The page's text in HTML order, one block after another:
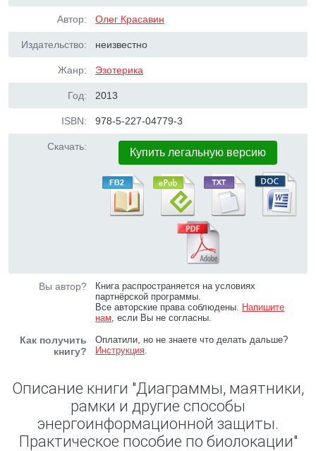
Автор: Олег Красавин
Издательство: неизвестно
Жанр: Эзотерика
Год: 2013
ISBN: 978-5-227-04779-3
Скачать: Купить легальную версию
Вы автор?
Книга распространяется на условиях
партнёрской программы.
Все авторские права соблюдены. Напишите
нам, если Вы не согласны.
Как получить
книгу?
Оплатили, но не знаете что делать дальше?
Инструкция.
Описание книги "Диаграммы, маятники,
рамки и другие способы
энергоинформационной защиты.
Практическое пособие по биолокации"